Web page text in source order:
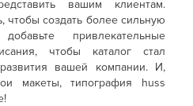
вашим клиентам.
чтобы создать более сильную
привлекательные
чтобы каталог стал
вашей компании. И,
макеты, типография huss